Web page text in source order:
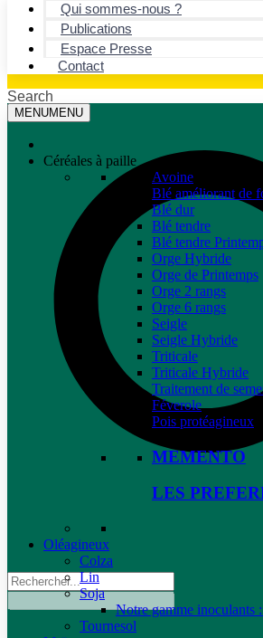
Qui sommes-nous ?
Publications
Espace Presse
Contact
Search
MENUMENU
Céréales à paille
Avoine
Blé améliorant de
Blé dur
Blé tendre
Blé tendre
Orge Hybride
Orge de Printemps
Orge 2 rangs
Orge 6 rangs
Seigle
Seigle Hybride
Triticale
Triticale Hybride
Traitement de
Féverole
Pois protéagineux
MEMENTO
LES
Oléagineux
Colza
Lin
Soja
Notre gamme inoculants
Tournesol